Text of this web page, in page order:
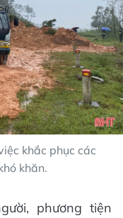
khắc phục các
khăn.
phương tiện